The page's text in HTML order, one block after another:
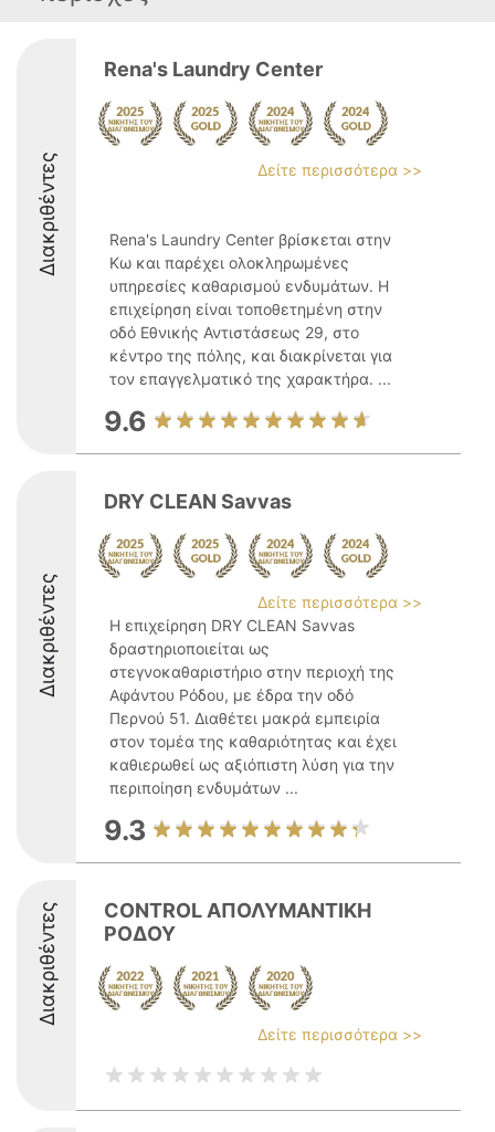
Διακριθέντες
Rena's Laundry Center
Δείτε περισσότερα >>
Rena's Laundry Center βρίσκεται στην
Κω και παρέχει ολοκληρωμένες
υπηρεσίες καθαρισμού ενδυμάτων. Η
επιχείρηση είναι τοποθετημένη στην
οδό Εθνικής Αντιστάσεως 29, στο
κέντρο της πόλης, και διακρίνεται για
τον επαγγελματικό της χαρακτήρα. ...
9.6
Διακριθέντες
DRY CLEAN Savvas
Δείτε περισσότερα >>
Η επιχείρηση DRY CLEAN Savvas
δραστηριοποιείται ως
στεγνοκαθαριστήριο στην περιοχή της
Αφάντου Ρόδου, με έδρα την οδό
Περνού 51. Διαθέτει μακρά εμπειρία
στον τομέα της καθαριότητας και έχει
καθιερωθεί ως αξιόπιστη λύση για την
περιποίηση ενδυμάτων ...
9.3
Διακριθέντες
CONTROL ΑΠΟΛΥΜΑΝΤΙΚΗ
ΡΟΔΟΥ
Δείτε περισσότερα >>